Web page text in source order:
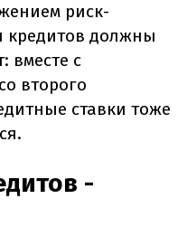
риск-
кредитов должны
вместе с
второго
ставки тоже
-